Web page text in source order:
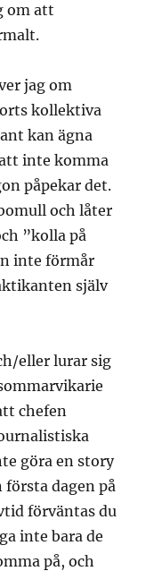
om att
jag om
kollektiva
kan ägna
inte komma
påpekar det.
och låter
”kolla på
inte förmår
själv
eller lurar sig
chefen
göra en story
dagen på
förväntas du
inte bara de
på, och